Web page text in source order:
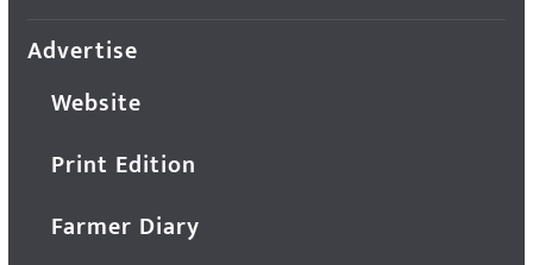
Advertise
Website
Print Edition
Farmer Diary